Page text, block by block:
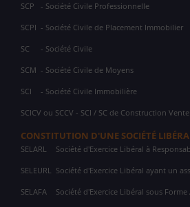
SCP - Société Civile Professionnelle
SCPI - Société Civile de Placement Immobilier
SC - Société Civile
SCM - Société Civile de Moyens
SCI - Société Civile Immobilière
SCICV ou SCCV - SCI / SC de Construction Vente
CONSTITUTION D'UNE SOCIÉTÉ
SELARL Société d'Exercice Libéral à
SELEURL Société d'Exercice Libéral ayant un
SELAFA Société d'Exercice Libéral sous